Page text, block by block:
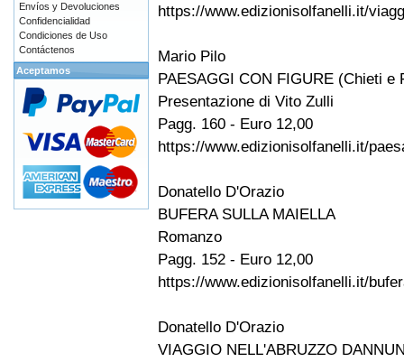
https://www.edizionisolfanelli.it/
Mario Pilo
PAESAGGI CON FIGURE (Chieti e
Presentazione di Vito Zulli
Pagg. 160 - Euro 12,00
https://www.edizionisolfanelli.it/
Donatello D'Orazio
BUFERA SULLA MAIELLA
Romanzo
Pagg. 152 - Euro 12,00
https://www.edizionisolfanelli.it/
Donatello D'Orazio
VIAGGIO NELL'ABRUZZO
Envíos y Devoluciones
Confidencialidad
Condiciones de Uso
Contáctenos
Aceptamos